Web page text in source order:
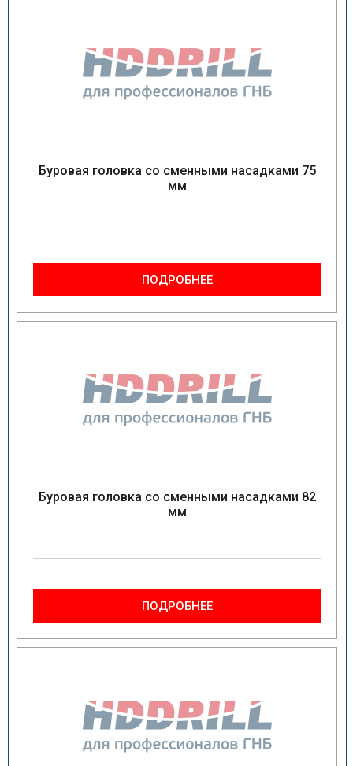
Буровая головка со сменными насадками 75
мм
ПОДРОБНЕЕ
Буровая головка со сменными насадками 82
мм
ПОДРОБНЕЕ